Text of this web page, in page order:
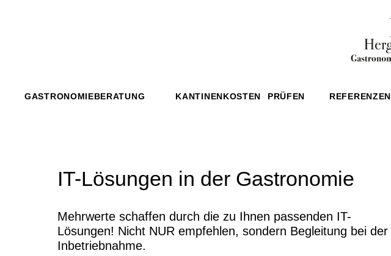
GASTRONOMIEBERATUNG KANTINENKOSTEN PRÜFEN REFERENZEN
IT-Lösungen in der Gastronomie
Mehrwerte schaffen durch die zu Ihnen passenden IT-
Lösungen! Nicht NUR empfehlen, sondern Begleitung bei der
Inbetriebnahme.